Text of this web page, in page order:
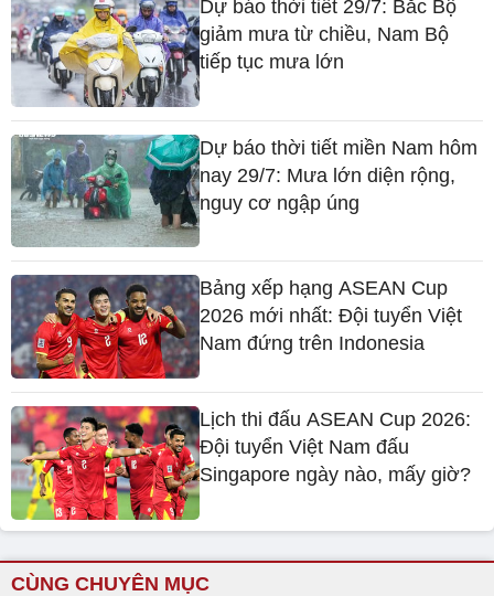
Dự báo thời tiết 29/7: Bắc Bộ
giảm mưa từ chiều, Nam Bộ
tiếp tục mưa lớn
Dự báo thời tiết miền Nam hôm
nay 29/7: Mưa lớn diện rộng,
nguy cơ ngập úng
Bảng xếp hạng ASEAN Cup
2026 mới nhất: Đội tuyển Việt
Nam đứng trên Indonesia
Lịch thi đấu ASEAN Cup 2026:
Đội tuyển Việt Nam đấu
Singapore ngày nào, mấy giờ?
CÙNG CHUYÊN MỤC